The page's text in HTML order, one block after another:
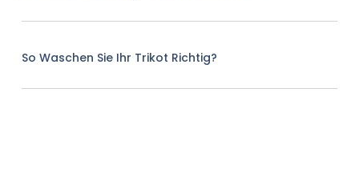
So Waschen Sie Ihr Trikot Richtig?